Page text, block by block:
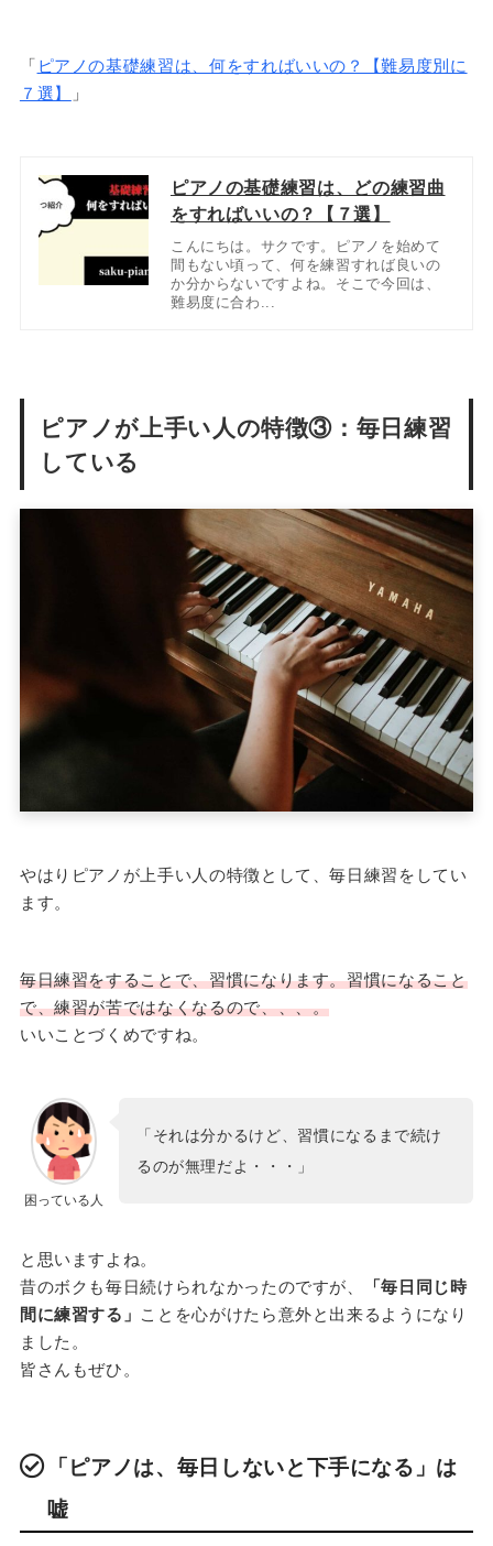
「 ピアノの基礎練習は、何をすればいいの？【難易度別に
７選】
」
ピアノの基礎練習は、どの練習曲
をすればいいの？【７選】
こんにちは。サクです。ピアノを始めて
間もない頃って、何を練習すれば良いの
か分からないですよね。そこで今回は、
難易度に合わ...
ピアノが上手い人の特徴③：毎日練習
している
やはりピアノが上手い人の特徴として、毎日練習をしてい
ます。
毎日練習をすることで、習慣になります。習慣になること
で、練習が苦ではなくなるので、、、。
いいことづくめですね。
困っている人
「それは分かるけど、習慣になるまで続け
るのが無理だよ・・・」
と思いますよね。
昔のボクも毎日続けられなかったのですが、
「毎日同じ時
間に練習する」 ことを心がけたら意外と出来るようになり
ました。
皆さんもぜひ。
「ピアノは、毎日しないと下手になる」は
嘘